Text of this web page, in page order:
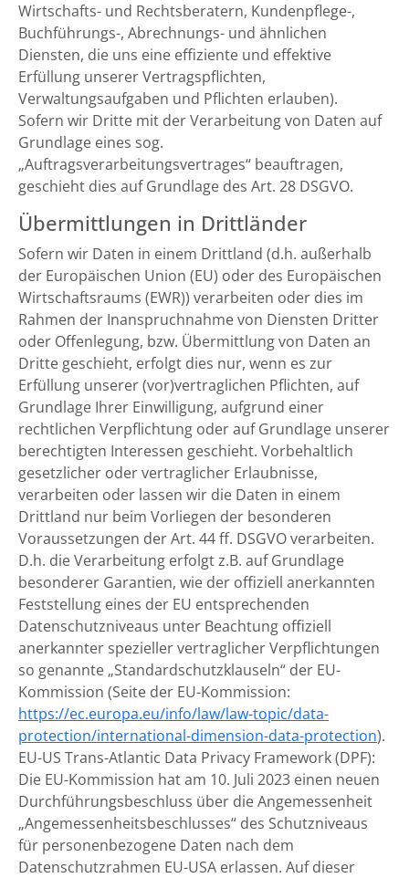
Wirtschafts- und Rechtsberatern, Kundenpflege-,
Buchführungs-, Abrechnungs- und ähnlichen
Diensten, die uns eine effiziente und effektive
Erfüllung unserer Vertragspflichten,
Verwaltungsaufgaben und Pflichten erlauben).
Sofern wir Dritte mit der Verarbeitung von Daten auf
Grundlage eines sog.
„Auftragsverarbeitungsvertrages“ beauftragen,
geschieht dies auf Grundlage des Art. 28 DSGVO.
Übermittlungen in Drittländer
Sofern wir Daten in einem Drittland (d.h. außerhalb
der Europäischen Union (EU) oder des Europäischen
Wirtschaftsraums (EWR)) verarbeiten oder dies im
Rahmen der Inanspruchnahme von Diensten Dritter
oder Offenlegung, bzw. Übermittlung von Daten an
Dritte geschieht, erfolgt dies nur, wenn es zur
Erfüllung unserer (vor)vertraglichen Pflichten, auf
Grundlage Ihrer Einwilligung, aufgrund einer
rechtlichen Verpflichtung oder auf Grundlage unserer
berechtigten Interessen geschieht. Vorbehaltlich
gesetzlicher oder vertraglicher Erlaubnisse,
verarbeiten oder lassen wir die Daten in einem
Drittland nur beim Vorliegen der besonderen
Voraussetzungen der Art. 44 ff. DSGVO verarbeiten.
D.h. die Verarbeitung erfolgt z.B. auf Grundlage
besonderer Garantien, wie der offiziell anerkannten
Feststellung eines der EU entsprechenden
Datenschutzniveaus unter Beachtung offiziell
anerkannter spezieller vertraglicher Verpflichtungen
so genannte „Standardschutzklauseln“ der EU-
Kommission (Seite der EU-Kommission:
https://ec.europa.eu/info/law/law-topic/data-
protection/international-dimension-data-protection).
EU-US Trans-Atlantic Data Privacy Framework (DPF):
Die EU-Kommission hat am 10. Juli 2023 einen neuen
Durchführungsbeschluss über die Angemessenheit
„Angemessenheitsbeschlusses“ des Schutzniveaus
für personenbezogene Daten nach dem
Datenschutzrahmen EU-USA erlassen. Auf dieser